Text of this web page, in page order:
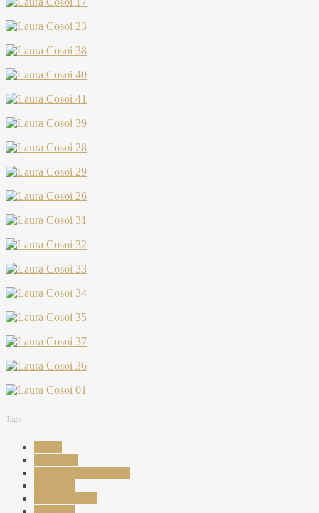
Tags